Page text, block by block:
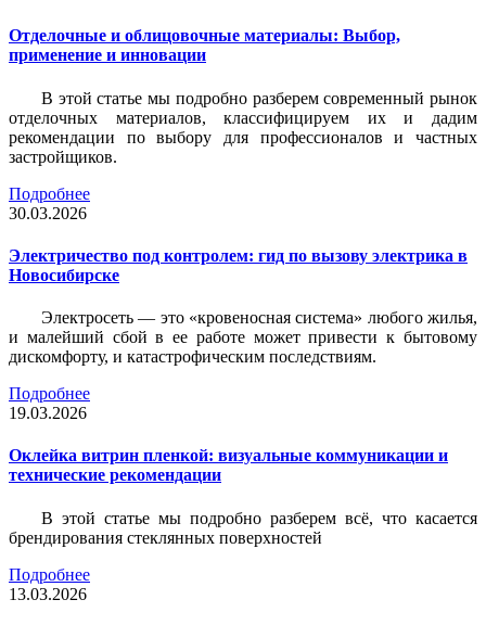
Отделочные и облицовочные материалы: Выбор,
применение и инновации
В этой статье мы подробно разберем современный рынок
отделочных материалов, классифицируем их и дадим
рекомендации по выбору для профессионалов и частных
застройщиков.
Подробнее
30.03.2026
Электричество под контролем: гид по вызову электрика в
Новосибирске
Электросеть — это «кровеносная система» любого жилья,
и малейший сбой в ее работе может привести к бытовому
дискомфорту, и катастрофическим последствиям.
Подробнее
19.03.2026
Оклейка витрин пленкой: визуальные коммуникации и
технические рекомендации
В этой статье мы подробно разберем всё, что касается
брендирования стеклянных поверхностей
Подробнее
13.03.2026